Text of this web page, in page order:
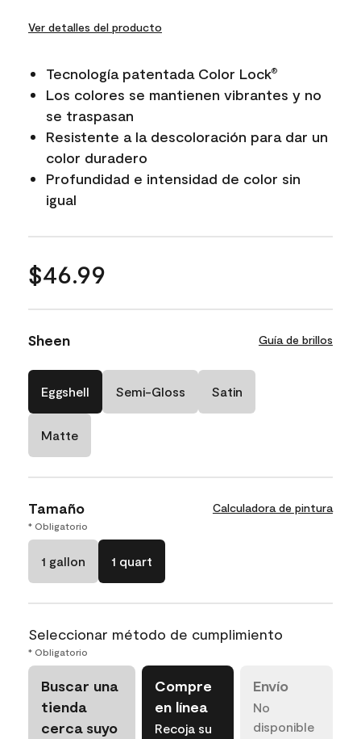
Ver detalles del producto
Tecnología patentada Color Lock®
Los colores se mantienen vibrantes y no
se traspasan
Resistente a la descoloración para dar un
color duradero
Profundidad e intensidad de color sin
igual
$46.99
Sheen Guía de brillos
Eggshell Semi-Gloss Satin
Matte
Tamaño Calculadora de pintura
* Obligatorio
1 gallon 1 quart
Seleccionar método de cumplimiento
* Obligatorio
Buscar una
tienda
cerca suyo
Compre
en línea
Recoja su
Envío
No
disponible